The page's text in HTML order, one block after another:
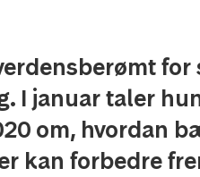
for
I januar taler
om, hvordan
kan forbedre